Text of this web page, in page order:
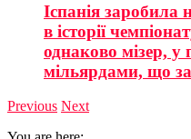
Іспанія заробила
в історії
однаково мізер, у
мільярдами, що
Previous Next